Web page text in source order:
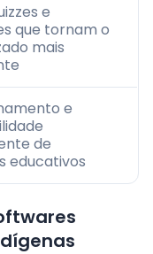
e
que tornam o
mais
e
de
educativos